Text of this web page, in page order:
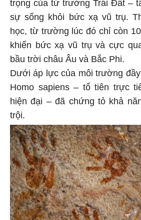
sự sống khỏi bức xạ vũ trụ.
học, từ trường lúc đó chỉ còn
khiến bức xạ vũ trụ và cực
bầu trời châu Âu và Bắc Phi.
Dưới áp lực của môi trường
Homo sapiens – tổ tiên trực
hiện đại – đã chứng tỏ khả
trội.